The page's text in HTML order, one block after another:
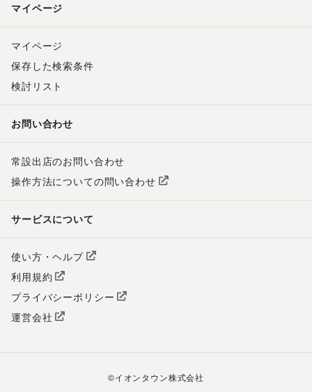
マイページ
マイページ
保存した検索条件
検討リスト
お問い合わせ
常設出店のお問い合わせ
操作方法についての問い合わせ
サービスについて
使い方・ヘルプ
利用規約
プライバシーポリシー
運営会社
©イオンタウン株式会社